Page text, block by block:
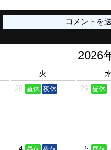
火
28 昼休 夜休 29 昼休